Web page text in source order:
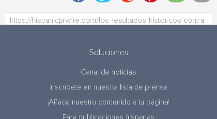
Soluciones
Canal de noticias
Inscríbete en nuestra lista de prensa
¡Añada nuestro contenido a tu página!
Para publicaciones hispanas